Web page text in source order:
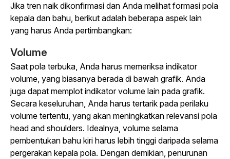
Jika tren naik dikonfirmasi dan Anda melihat formasi pola
kepala dan bahu, berikut adalah beberapa aspek lain
yang harus Anda pertimbangkan:
Volume
Saat pola terbuka, Anda harus memeriksa indikator
volume, yang biasanya berada di bawah grafik. Anda
juga dapat memplot indikator volume lain pada grafik.
Secara keseluruhan, Anda harus tertarik pada perilaku
volume tertentu, yang akan meningkatkan relevansi pola
head and shoulders. Idealnya, volume selama
pembentukan bahu kiri harus lebih tinggi daripada selama
pergerakan kepala pola. Dengan demikian, penurunan